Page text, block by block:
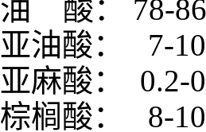
油
酸：
亚油酸：
亚麻酸：
棕榈酸：